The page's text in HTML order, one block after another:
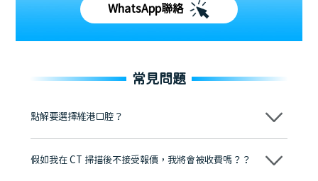
WhatsApp聯絡
常見問題
點解要選擇維港口腔？
維港口腔踐行「醫道濟世」的大學校訓，各分院匯聚來自香港、內地的
牌」、「2025香港企業領袖品牌」，是諾貝爾種植系統全球放心植牙中
假如我在 CT 掃描後不接受報價，我將會被收費嗎？？